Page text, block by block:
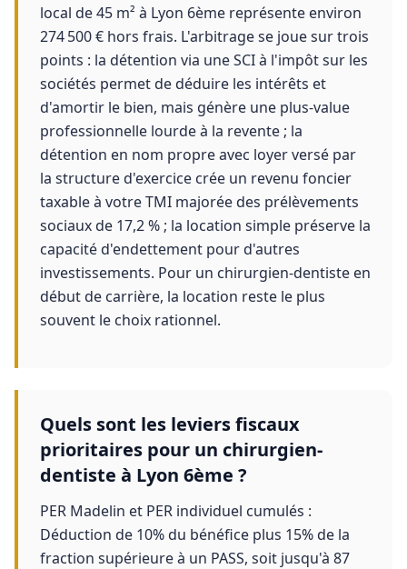
local de 45 m² à Lyon 6ème représente environ
274 500 € hors frais. L'arbitrage se joue sur trois
points : la détention via une SCI à l'impôt sur les
sociétés permet de déduire les intérêts et
d'amortir le bien, mais génère une plus-value
professionnelle lourde à la revente ; la
détention en nom propre avec loyer versé par
la structure d'exercice crée un revenu foncier
taxable à votre TMI majorée des prélèvements
sociaux de 17,2 % ; la location simple préserve la
capacité d'endettement pour d'autres
investissements. Pour un chirurgien-dentiste en
début de carrière, la location reste le plus
souvent le choix rationnel.
Quels sont les leviers fiscaux
prioritaires pour un chirurgien-
dentiste à Lyon 6ème ?
PER Madelin et PER individuel cumulés :
Déduction de 10% du bénéfice plus 15% de la
fraction supérieure à un PASS, soit jusqu'à 87